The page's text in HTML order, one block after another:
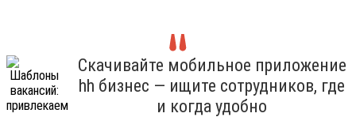
Скачивайте мобильное приложение
hh бизнес — ищите сотрудников, где
и когда удобно